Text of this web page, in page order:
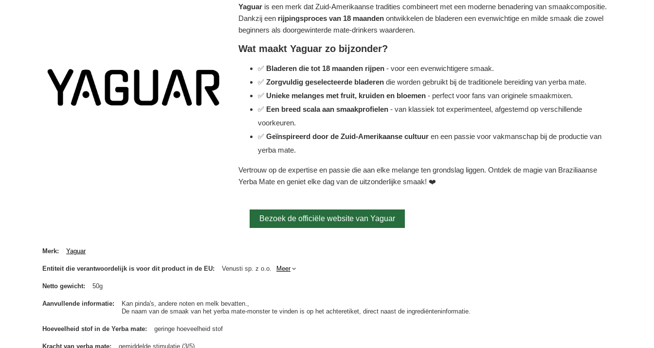
Yaguar is een merk dat Zuid-Amerikaanse tradities combineert met een moderne benadering van smaakcompositie.
Dankzij een rijpingsproces van 18 maanden ontwikkelen de bladeren een evenwichtige en milde smaak die zowel
beginners als doorgewinterde mate-drinkers waarderen.
Wat maakt Yaguar zo bijzonder?
✅ Bladeren die tot 18 maanden rijpen - voor een evenwichtigere smaak.
✅Zorgvuldig geselecteerde bladeren die worden gebruikt bij de traditionele bereiding van yerba mate.
✅ Unieke melanges met fruit, kruiden en bloemen - perfect voor fans van originele smaakmixen.
✅ Een breed scala aan smaakprofielen - van klassiek tot experimenteel, afgestemd op verschillende
voorkeuren.
✅Geïnspireerd door de Zuid-Amerikaanse cultuur en een passie voor vakmanschap bij de productie van
yerba mate.
Vertrouw op de expertise en passie die aan elke melange ten grondslag liggen. Ontdek de magie van Braziliaanse
Yerba Mate en geniet elke dag van de uitzonderlijke smaak! ❤️
Bezoek de officiële website van Yaguar
Merk Yaguar
Entiteit die verantwoordelijk is voor dit product in de EU Venusti sp. z o.o. Meer
Netto gewicht 50g
Aanvullende informatie
Kan pinda's, andere noten en melk bevatten.
De naam van de smaak van het yerba mate-monster te vinden is op het achteretiket, direct naast de ingrediënteninformatie.
Hoeveelheid stof in de Yerba mate geringe hoeveelheid stof
Kracht van yerba mate gemiddelde stimulatie (3/5)